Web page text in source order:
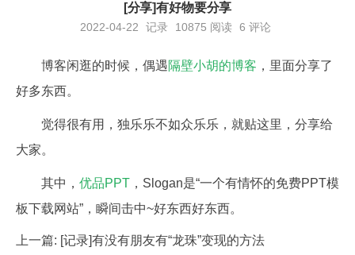
[分享]有好物要分享
2022-04-22 记录 10875 阅读 6 评论
博客闲逛的时候，偶遇隔壁小胡的博客 ，里面分享了
好多东西。
觉得很有用，独乐乐不如众乐乐，就贴这里，分享给
大家。
其中， 优品PPT ，Slogan是“一个有情怀的免费PPT模
板下载网站”，瞬间击中~好东西好东西。
上一篇: [记录]有没有朋友有“龙珠”变现的方法